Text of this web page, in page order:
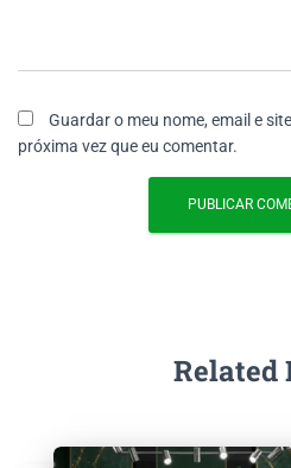
Guardar o meu nome, email e
próxima vez que eu comentar.
Related